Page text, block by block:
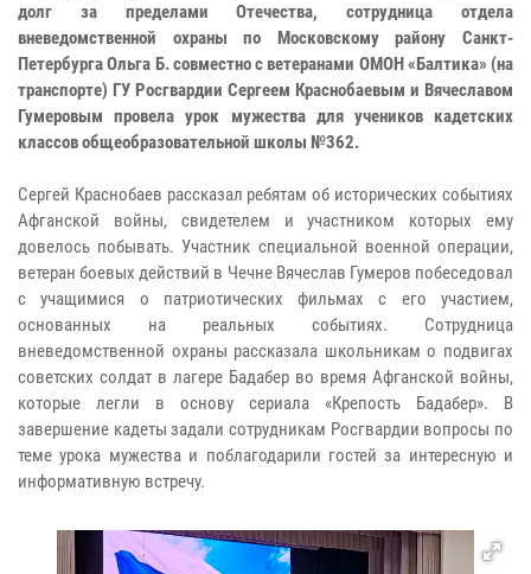
долг за пределами Отечества, сотрудница отдела
вневедомственной охраны по Московскому району Санкт-
Петербурга Ольга Б. совместно с ветеранами ОМОН «Балтика» (на
транспорте) ГУ Росгвардии Сергеем Краснобаевым и Вячеславом
Гумеровым провела урок мужества для учеников кадетских
классов общеобразовательной школы №362.
Сергей Краснобаев рассказал ребятам об исторических событиях
Афганской войны, свидетелем и участником которых ему
довелось побывать. Участник специальной военной операции,
ветеран боевых действий в Чечне Вячеслав Гумеров побеседовал
с учащимися о патриотических фильмах с его участием,
основанных на реальных событиях. Сотрудница
вневедомственной охраны рассказала школьникам о подвигах
советских солдат в лагере Бадабер во время Афганской войны,
которые легли в основу сериала «Крепость Бадабер». В
завершение кадеты задали сотрудникам Росгвардии вопросы по
теме урока мужества и поблагодарили гостей за интересную и
информативную встречу.